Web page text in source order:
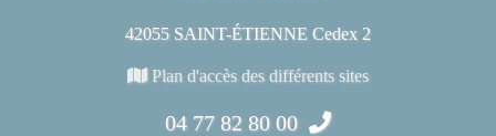
42055 SAINT-ÉTIENNE Cedex 2
Plan d'accès des différents sites
04 77 82 80 00